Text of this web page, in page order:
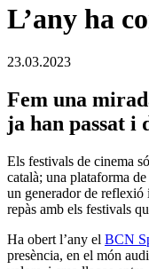
L’any ha
23.03.2023
Fem una
ja han passat i
Els festivals de cinema
català; una plataforma
un generador de reflexió
repàs amb els festivals
Ha obert l’any el BCN
presència, en el món